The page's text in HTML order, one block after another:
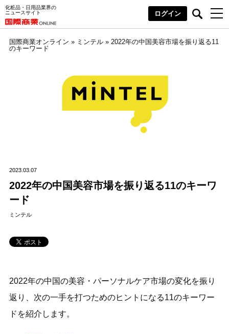
化粧品・日用品業界の
ニュースサイト
ログイン
国際商業オンライン » ミンテル» 2022年の中国美容市場を振り返る11
のキーワード
2023.03.07
2022年の中国美容市場を振り返る11のキーワ
ード
ミンテル
2022年の中国の美容・パーソナルケア市場の変化を振り
返り、次の一手を打つためのヒントになる11のキーワー
ドを紹介します。